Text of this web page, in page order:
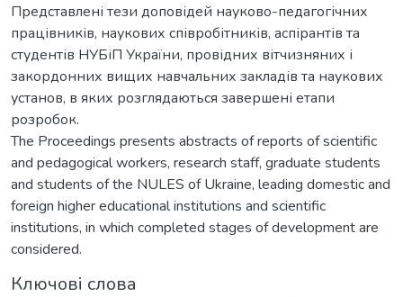
Представлені тези доповідей науково-педагогічних
працівників, наукових співробітників, аспірантів та
студентів НУБіП України, провідних вітчизняних і
закордонних вищих навчальних закладів та наукових
установ, в яких розглядаються завершені етапи
розробок.
The Proceedings presents abstracts of reports of scientific
and pedagogical workers, research staff, graduate students
and students of the NULES of Ukraine, leading domestic and
foreign higher educational institutions and scientific
institutions, in which completed stages of development are
considered.
Ключові слова